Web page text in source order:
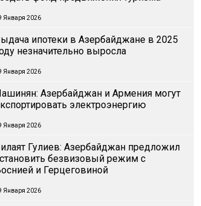
Января 2026
ипотеки в Азербайджане в 2025
незначительно выросла
Января 2026
Азербайджан и Армения могут
электроэнергию
Января 2026
Гулиев: Азербайджан предложил
безвизовый режим с
и Герцеговиной
Января 2026